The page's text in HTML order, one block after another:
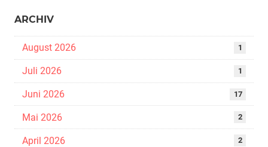
ARCHIV
August 2026 1
Juli 2026 1
Juni 2026 17
Mai 2026 2
April 2026 2